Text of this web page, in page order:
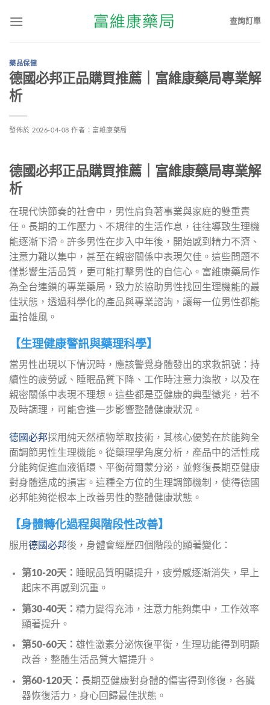
查詢訂單
藥品保健
德國必邦正品購買推薦｜富維康藥局專業解
析
發佈於 2026-04-08 作者： 富維康藥局
德國必邦正品購買推薦｜富維康藥局專業解
析
在現代快節奏的社會中，男性肩負著事業與家庭的雙重責
任。長期的工作壓力、不規律的生活作息，往往導致生理機
能逐漸下滑。許多男性在步入中年後，開始感到精力不濟、
注意力難以集中，甚至在親密關係中表現欠佳。這些問題不
僅影響生活品質，更可能打擊男性的自信心。富維康藥局作
為全台連鎖的專業藥局，致力於協助男性找回生理機能的最
佳狀態，透過科學化的產品與專業諮詢，讓每一位男性都能
重拾雄風。
【生理健康警訊與藥理科學】
當男性出現以下情況時，應該警覺身體發出的求救訊號：持
續性的疲勞感、睡眠品質下降、工作時注意力渙散，以及在
親密關係中表現不理想。這些都是亞健康的典型徵兆，若不
及時調理，可能會進一步影響整體健康狀況。
德國必邦採用純天然植物萃取技術，其核心優勢在於能夠全
面調節男性生理機能。從藥理學角度分析，產品中的活性成
分能夠促進血液循環、平衡荷爾蒙分泌，並修復長期亞健康
對身體造成的損害。這種全方位的生理調節機制，使得德國
必邦能夠從根本上改善男性的整體健康狀態。
【身體轉化過程與階段性改善】
服用德國必邦後，身體會經歷四個階段的顯著變化：
第10-20天： 睡眠品質明顯提升，疲勞感逐漸消失，早上
起床不再感到沉重。
第30-40天： 精力變得充沛，注意力能夠集中，工作效率
顯著提升。
第50-60天： 雄性激素分泌恢復平衡，生理功能得到明顯
改善，整體生活品質大幅提升。
第60-120天： 長期亞健康對身體的傷害得到修復，各臟
器恢復活力，身心回歸最佳狀態。